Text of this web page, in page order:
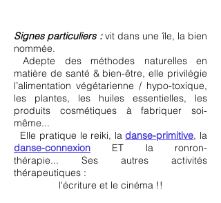
Signes particuliers :vit dans une île, la bien
nommée.
Adepte des méthodes naturelles en
matière de santé & bien-être, elle privilégie
l’alimentation végétarienne / hypo-toxique,
les plantes, les huiles essentielles, les
produits cosmétiques à fabriquer soi-
même...
Elle pratique le reiki, ladanse-primitive, la
danse-connexion ET la ronron-
thérapie... Ses autres activités
thérapeutiques :
l'écriture et le cinéma !!